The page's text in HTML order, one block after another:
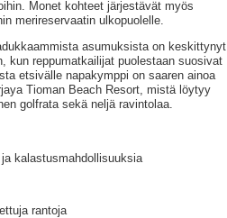
Monet kohteet järjestävät myös
merireservaatin ulkopuolelle.
asumuksista on keskittynyt
kun reppumatkailijat puolestaan suosivat
etsivälle napakymppi on saaren ainoa
Tioman Beach Resort, mistä löytyy
golfrata sekä neljä ravintolaa.
kalastusmahdollisuuksia
rantoja